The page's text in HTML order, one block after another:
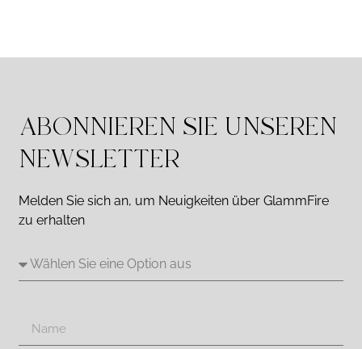
ABONNIEREN SIE UNSEREN
NEWSLETTER
Melden Sie sich an, um Neuigkeiten über GlammFire
zu erhalten